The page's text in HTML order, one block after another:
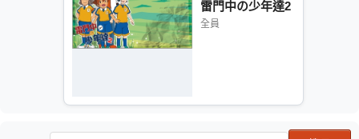
雷門中の少年達2
全員